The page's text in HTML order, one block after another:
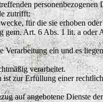
zutrifft:
für die sie erhoben
Art. 6 Abs. 1 lit. a
ein und es
verarbeitet.
zur Erfüllung einer
auf angebotene Dienste